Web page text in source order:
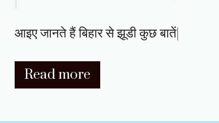
आइए जानते हैं बिहार से झूडी कुछ बातें|
Read more